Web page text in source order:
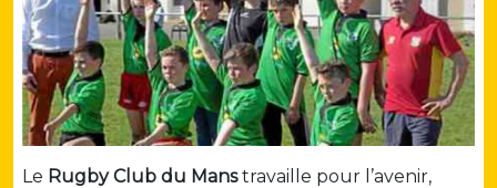
Le Rugby Club du Manstravaille pour l’avenir,